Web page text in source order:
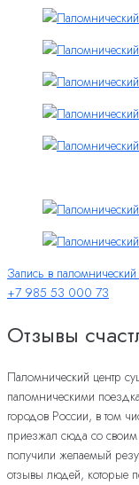
Запись в
+7 985 53 000 73
Отзывы
Паломнический центр
паломническими
городов России, в том
приезжал сюда со
получили желаемый
отзывы людей, которые